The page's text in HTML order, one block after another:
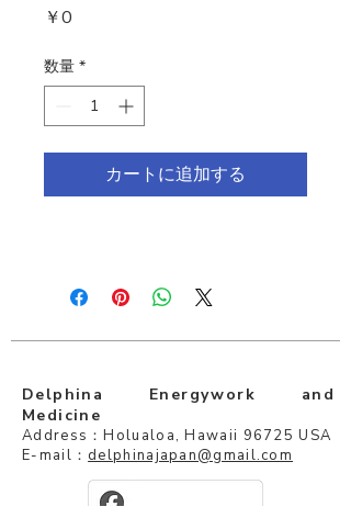
￥0
数量 *
カートに追加する
Delphina Energywork and
Medicine
Address：Holualoa, Hawaii 96725 USA
E-mail： delphinajapan@gmail.com